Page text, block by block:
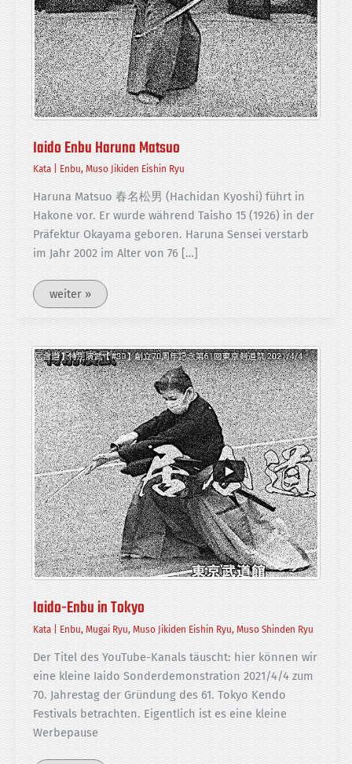
Iaido Enbu Haruna Matsuo
Kata| Enbu, Muso Jikiden Eishin Ryu
Haruna Matsuo 春名松男 (Hachidan Kyoshi) führt in
Hakone vor. Er wurde während Taisho 15 (1926) in der
Präfektur Okayama geboren. Haruna Sensei verstarb
im Jahr 2002 im Alter von 76 […]
Iaido
Enbu
Haruna
Matsuo
weiter »
Iaido-Enbu in Tokyo
Kata| Enbu, Mugai Ryu, Muso Jikiden Eishin Ryu, Muso Shinden Ryu
Der Titel des YouTube-Kanals täuscht: hier können wir
eine kleine Iaido Sonderdemonstration 2021/4/4 zum
70. Jahrestag der Gründung des 61. Tokyo Kendo
Festivals betrachten. Eigentlich ist es eine kleine
Werbepause